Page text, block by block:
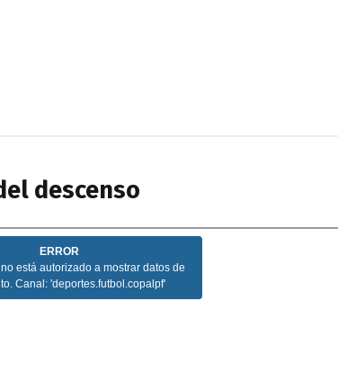
descenso